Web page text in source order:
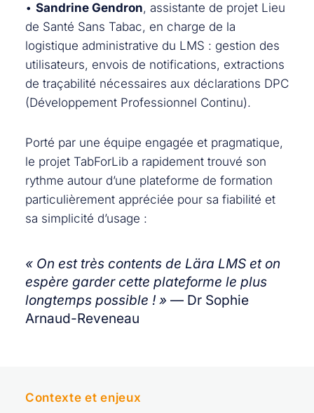
• Sandrine Gendron, assistante de projet Lieu
de Santé Sans Tabac, en charge de la
logistique administrative du LMS : gestion des
utilisateurs, envois de notifications, extractions
de traçabilité nécessaires aux déclarations DPC
(Développement Professionnel Continu).
Porté par une équipe engagée et pragmatique,
le projet TabForLib a rapidement trouvé son
rythme autour d’une plateforme de formation
particulièrement appréciée pour sa fiabilité et
sa simplicité d’usage :
« On est très contents de Lära LMS et on
espère garder cette plateforme le plus
longtemps possible ! » — Dr Sophie
Arnaud-Reveneau
Contexte et enjeux